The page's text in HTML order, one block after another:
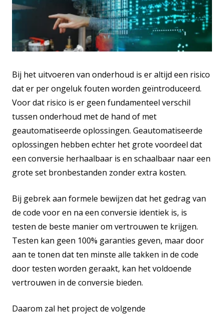
Bij het uitvoeren van onderhoud is er altijd een risico
dat er per ongeluk fouten worden geïntroduceerd.
Voor dat risico is er geen fundamenteel verschil
tussen onderhoud met de hand of met
geautomatiseerde oplossingen. Geautomatiseerde
oplossingen hebben echter het grote voordeel dat
een conversie herhaalbaar is en schaalbaar naar een
grote set bronbestanden zonder extra kosten.
Bij gebrek aan formele bewijzen dat het gedrag van
de code voor en na een conversie identiek is, is
testen de beste manier om vertrouwen te krijgen.
Testen kan geen 100% garanties geven, maar door
aan te tonen dat ten minste alle takken in de code
door testen worden geraakt, kan het voldoende
vertrouwen in de conversie bieden.
Daarom zal het project de volgende